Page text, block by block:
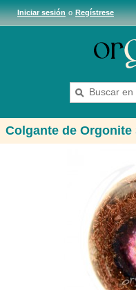
Iniciar sesiónoRegístrese
Colgante de Orgonite